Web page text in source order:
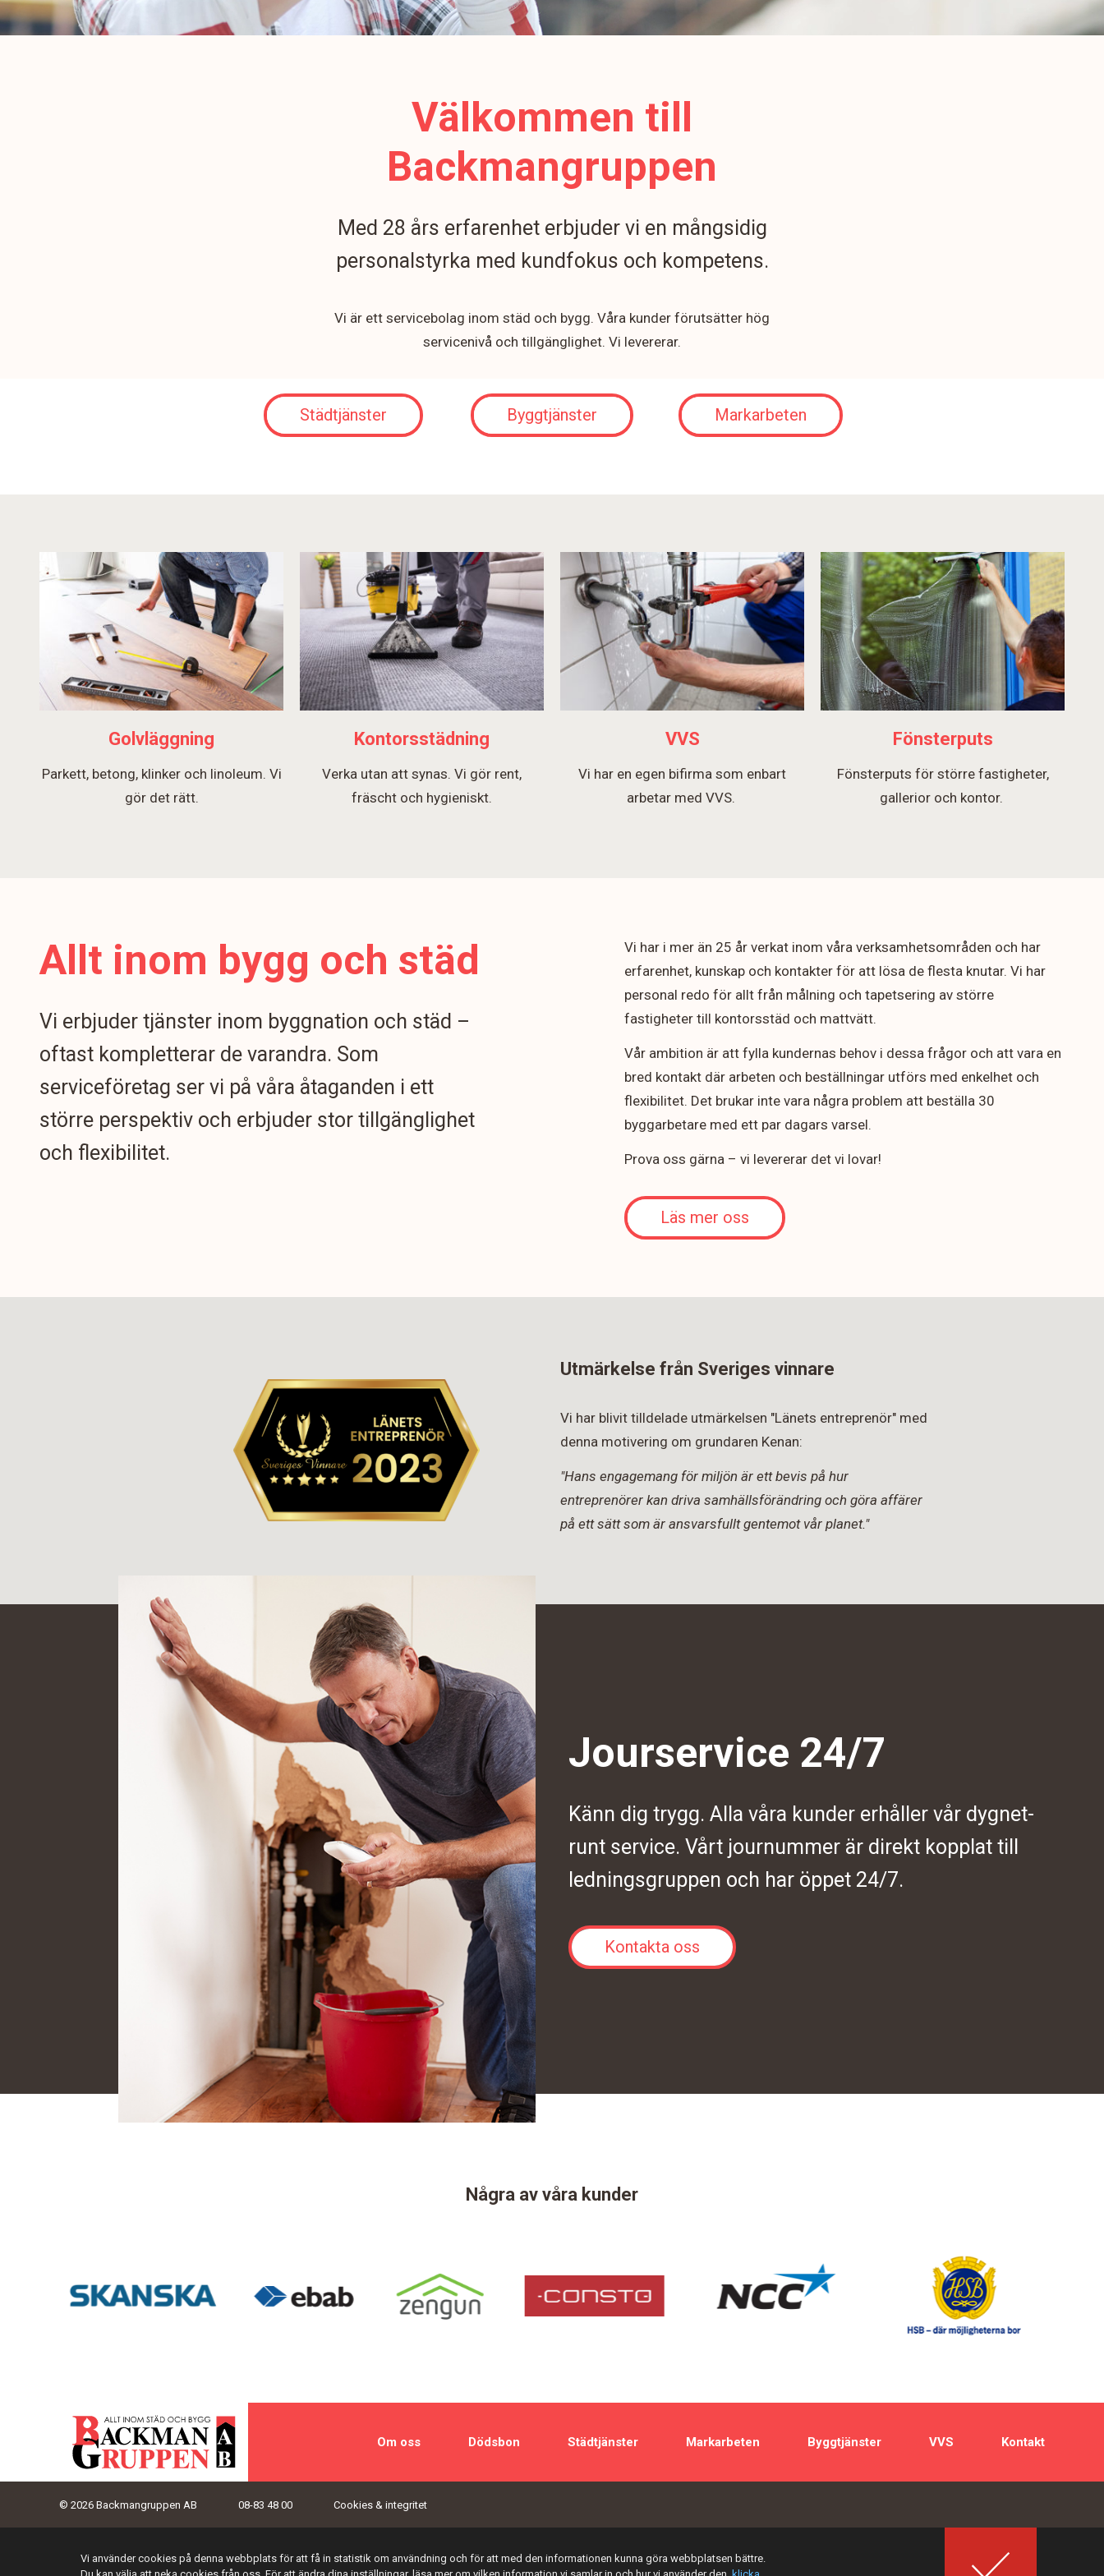
Välkommen till
Backmangruppen
Med 28 års erfarenhet erbjuder vi en mångsidig
personalstyrka med kundfokus och kompetens.
Vi är ett servicebolag inom städ och bygg. Våra kunder förutsätter hög
servicenivå och tillgänglighet. Vi levererar.
Städtjänster Byggtjänster Markarbeten
Golvläggning
Parkett, betong, klinker och linoleum. Vi
gör det rätt.
Kontorsstädning
Verka utan att synas. Vi gör rent,
fräscht och hygieniskt.
VVS
Vi har en egen bifirma som enbart
arbetar med VVS.
Fönsterputs
Fönsterputs för större fastigheter,
gallerior och kontor.
Allt inom bygg och städ
Vi erbjuder tjänster inom byggnation och städ –
oftast kompletterar de varandra. Som
serviceföretag ser vi på våra åtaganden i ett
större perspektiv och erbjuder stor tillgänglighet
och flexibilitet.
Vi har i mer än 25 år verkat inom våra verksamhetsområden och har
erfarenhet, kunskap och kontakter för att lösa de flesta knutar. Vi har
personal redo för allt från målning och tapetsering av större
fastigheter till kontorsstäd och mattvätt.
Vår ambition är att fylla kundernas behov i dessa frågor och att vara en
bred kontakt där arbeten och beställningar utförs med enkelhet och
flexibilitet. Det brukar inte vara några problem att beställa 30
byggarbetare med ett par dagars varsel.
Prova oss gärna – vi levererar det vi lovar!
Läs mer oss
Utmärkelse från Sveriges vinnare
Vi har blivit tilldelade utmärkelsen "Länets entreprenör" med
denna motivering om grundaren Kenan:
"Hans engagemang för miljön är ett bevis på hur
entreprenörer kan driva samhällsförändring och göra affärer
på ett sätt som är ansvarsfullt gentemot vår planet."
Jourservice 24/7
Känn dig trygg. Alla våra kunder erhåller vår dygnet-
runt service. Vårt journummer är direkt kopplat till
ledningsgruppen och har öppet 24/7.
Kontakta oss
Några av våra kunder
Om oss Dödsbon Städtjänster Markarbeten Byggtjänster VVS Kontakt
© 2026 Backmangruppen AB 08-83 48 00 Cookies & integritet
Vi använder cookies på denna webbplats för att få in statistik om användning och för att med den informationen kunna göra webbplatsen bättre.
Du kan välja att neka cookies från oss. För att ändra dina inställningar, läsa mer om vilken information vi samlar in och hur vi använder den, klicka